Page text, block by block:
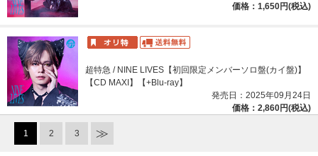
価格：1,650円(税込)
超特急 / NINE LIVES【初回限定メンバーソロ盤(カイ盤)】
【CD MAXI】【+Blu-ray】
発売日：2025年09月24日
価格：2,860円(税込)
1 2 3